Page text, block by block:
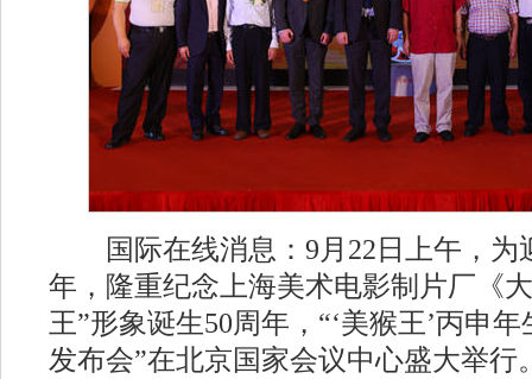
国际在线消息：9月22日上午，为
年，隆重纪念上海美术电影制片厂《
王”形象诞生50周年，“‘美猴王’丙申
发布会”在北京国家会议中心盛大举行